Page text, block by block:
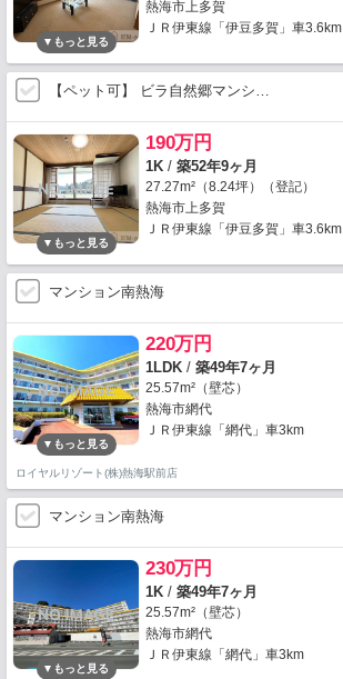
熱海市上多賀
ＪＲ伊東線「伊豆多賀」車3.6km
【ペット可】 ビラ自然郷マンシ…
190万円
1K / 築52年9ヶ月
27.27m²（8.24坪）（登記）
熱海市上多賀
ＪＲ伊東線「伊豆多賀」車3.6km
マンション南熱海
220万円
1LDK / 築49年7ヶ月
25.57m²（壁芯）
熱海市網代
ＪＲ伊東線「網代」車3km
ロイヤルリゾート(株)熱海駅前店
マンション南熱海
230万円
1K / 築49年7ヶ月
25.57m²（壁芯）
熱海市網代
ＪＲ伊東線「網代」車3km